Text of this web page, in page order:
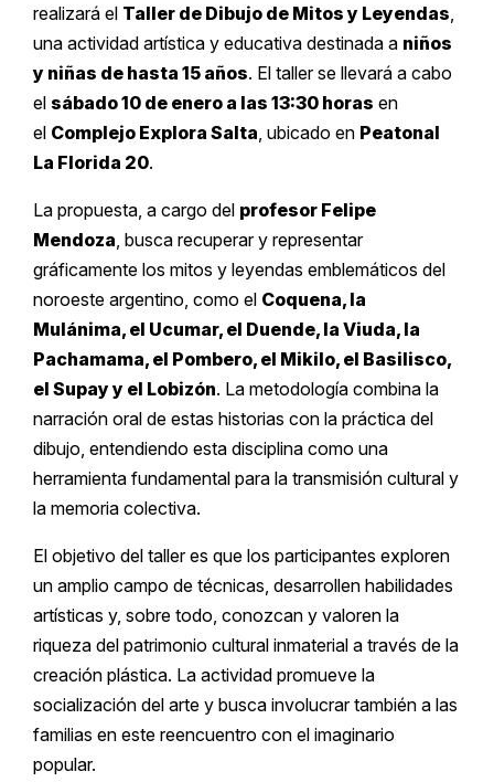
realizará el Taller de Dibujo de Mitos y Leyendas
una actividad artística y educativa destinada a niños
y niñas de hasta 15 años. El taller se llevará a cabo
el sábado 10 de enero a las 13:30 horas en
el Complejo Explora Salta , ubicado en Peatonal
La Florida 20.
La propuesta, a cargo del profesor Felipe
Mendoza , busca recuperar y representar
gráficamente los mitos y leyendas emblemáticos del
noroeste argentino, como el Coquena, la
Mulánima, el Ucumar, el Duende, la Viuda, la
Pachamama, el Pombero, el Mikilo, el Basilisco,
el Supay y el Lobizón. La metodología combina la
narración oral de estas historias con la práctica del
dibujo, entendiendo esta disciplina como una
herramienta fundamental para la transmisión cultural y
la memoria colectiva.
El objetivo del taller es que los participantes exploren
un amplio campo de técnicas, desarrollen habilidades
artísticas y, sobre todo, conozcan y valoren la
riqueza del patrimonio cultural inmaterial a través de la
creación plástica. La actividad promueve la
socialización del arte y busca involucrar también a las
familias en este reencuentro con el imaginario
popular.